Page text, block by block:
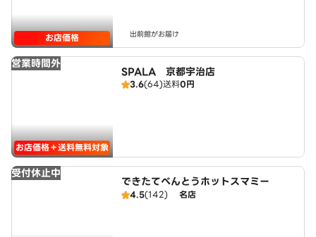
お店価格 出前館がお届け
営業時間外
お店価格＋送料無料対象
SPALA 京都宇治店
3.6(64)送料0円
受付休止中
できたてべんとうホットスマミー
4.5(142) 名店